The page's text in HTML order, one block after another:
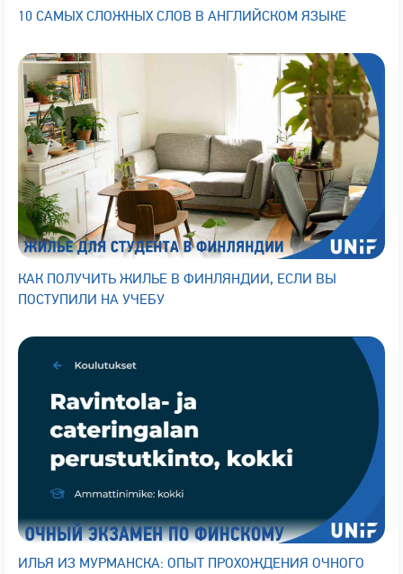
10 САМЫХ СЛОЖНЫХ СЛОВ В АНГЛИЙСКОМ ЯЗЫКЕ
КАК ПОЛУЧИТЬ ЖИЛЬЕ В ФИНЛЯНДИИ, ЕСЛИ ВЫ
ПОСТУПИЛИ НА УЧЕБУ
ИЛЬЯ ИЗ МУРМАНСКА: ОПЫТ ПРОХОЖДЕНИЯ ОЧНОГО